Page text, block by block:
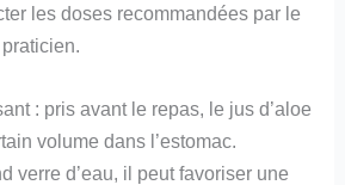
les doses recommandées par le
: pris avant le repas, le jus d’aloe
volume dans l’estomac.
verre d’eau, il peut favoriser une